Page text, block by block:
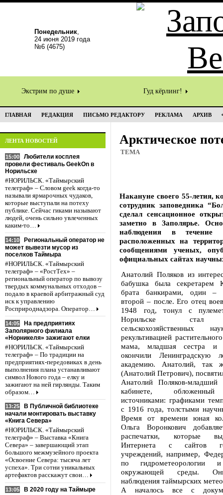
Понедельник,
24 июня 2019 года
№6 (4675)
Экстрим по душе Гуд кёрлинг!
ГЛАВНАЯ РЕДАКЦИЯ ПИСЬМО РЕДАКТОРУ РЕКЛАМА АРХИВ
ЛЕНТА НОВОСТЕЙ
15:00
Любители косплея
провели фестиваль GeekOn в
Норильске
#НОРИЛЬСК. «Таймырский
телеграф» – Словом geek когда-то
называли ярмарочных чудаков,
которые выступали на потеху
публике. Сейчас гиками называют
людей, очень сильно увлеченных
каким-то…
14:10
Региональный оператор не
может вывезти мусор из
поселков Таймыра
#НОРИЛЬСК. «Таймырский
телеграф» – «РостТех» –
региональный оператор по вывозу
твердых коммунальных отходов –
подало в краевой арбитражный суд
иск к управлению
Росприроднадзора. Оператор…
14:05
На предприятиях
Заполярного филиала
«Норникеля» зажигают елки
#НОРИЛЬСК. «Таймырский
телеграф» – По традиции на
предприятиях-передовиках в день
выполнения плана устанавливают
символ Нового года – елку и
зажигают на ней гирлянды. Таким
образом…
13:25
В Публичной библиотеке
начали монтировать выставку
«Книга Севера»
#НОРИЛЬСК. «Таймырский
телеграф» – Выставка «Книга
Севера» – завершающий этап
большого межмузейного проекта
«Освоение Севера: тысяча лет
успеха». Три сотни уникальных
артефактов расскажут свои…
13:05
В 2020 году на Таймыре
Арктическое
ТЕМА
Накануне своего 55-летия,
сотрудник заповедника
сделал сенсационное
заметно в Заполярье.
наблюдения в течение
расположенных на
сообщениями ученых,
официальных сайтах
Анатолий Поляков из
бабушка была секретарем
брата банкирами, один –
второй – после. Его отец
1948 год, тонул с
Норильске стал
сельскохозяйственных
рекультивацией
мама, младшая сестра и
окончили Ленинградскую
академию. Анатолий, так
(Анатолий Петрович),
Анатолий Поляков-
кабинете,
источниками: графиками
с 1916 года, толстыми
Время от времени юная
Ольга Воронкович
распечатки, которые
Интернета с сайтов
учреждений, например,
по гидрометеорологии
окружающей среды.
наблюдения таймырских
А началось все с